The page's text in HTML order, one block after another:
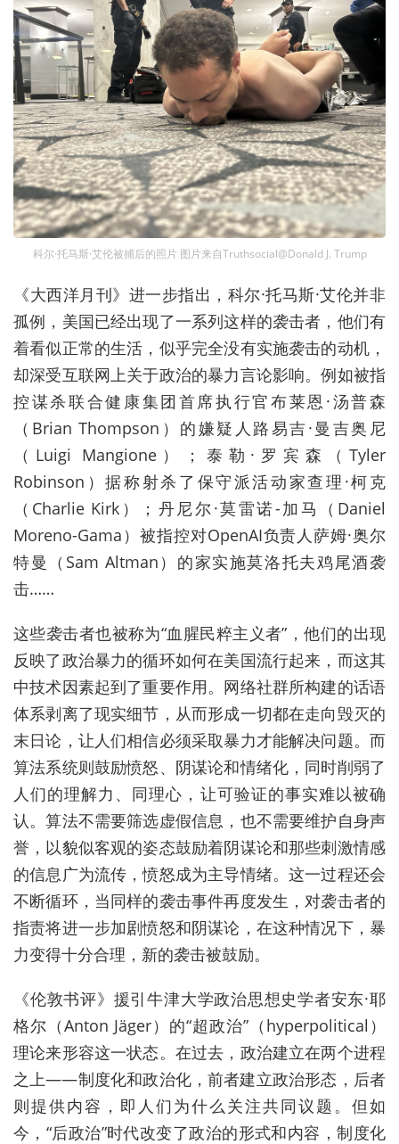
科尔·托马斯·艾伦被捕后的照片 图片来自Truthsocial@Donald J. Trump
《大西洋月刊》进一步指出，科尔·托马斯·艾伦并非
孤例，美国已经出现了一系列这样的袭击者，他们有
着看似正常的生活，似乎完全没有实施袭击的动机，
却深受互联网上关于政治的暴力言论影响。例如被指
控谋杀联合健康集团首席执行官布莱恩·汤普森
（Brian Thompson）的嫌疑人路易吉·曼吉奥尼
（Luigi Mangione）；泰勒·罗宾森（Tyler
Robinson）据称射杀了保守派活动家查理·柯克
（Charlie Kirk）；丹尼尔·莫雷诺-加马（Daniel
Moreno-Gama）被指控对OpenAI负责人萨姆·奥尔
特曼（Sam Altman）的家实施莫洛托夫鸡尾酒袭
击……
这些袭击者也被称为“血腥民粹主义者”，他们的出现
反映了政治暴力的循环如何在美国流行起来，而这其
中技术因素起到了重要作用。网络社群所构建的话语
体系剥离了现实细节，从而形成一切都在走向毁灭的
末日论，让人们相信必须采取暴力才能解决问题。而
算法系统则鼓励愤怒、阴谋论和情绪化，同时削弱了
人们的理解力、同理心，让可验证的事实难以被确
认。算法不需要筛选虚假信息，也不需要维护自身声
誉，以貌似客观的姿态鼓励着阴谋论和那些刺激情感
的信息广为流传，愤怒成为主导情绪。这一过程还会
不断循环，当同样的袭击事件再度发生，对袭击者的
指责将进一步加剧愤怒和阴谋论，在这种情况下，暴
力变得十分合理，新的袭击被鼓励。
《伦敦书评》援引牛津大学政治思想史学者安东·耶
格尔（Anton Jäger）的“超政治”（hyperpolitical）
理论来形容这一状态。在过去，政治建立在两个进程
之上——制度化和政治化，前者建立政治形态，后者
则提供内容，即人们为什么关注共同议题。但如
今，“后政治”时代改变了政治的形式和内容，制度化